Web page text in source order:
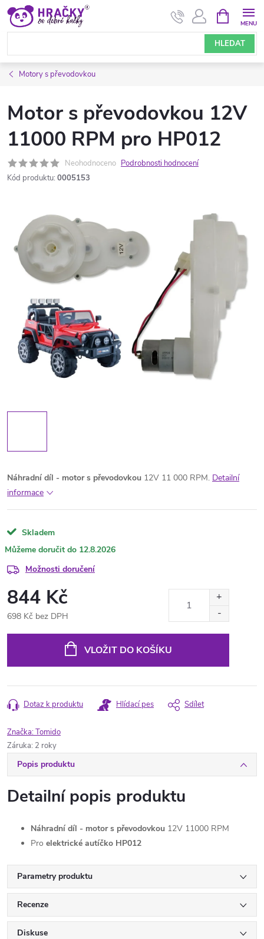
Přejít
obsah
HLEDAT
NÁKUPNÍ
KOŠÍK
Motory s převodovkou
Motor s převodovkou 12V
11000 RPM pro HP012
Neohodnoceno Podrobnosti hodnocení
Kód produktu: 0005153
Náhradní díl - motor s převodovkou 12V 11 000 RPM. Detailní
informace
Skladem
12.8.2026
Možnosti doručení
844 Kč
698 Kč bez DPH
VLOŽIT DO KOŠÍKU
Dotaz k produktu Hlídací pes Sdílet
Značka:Tomido
Záruka: 2 roky
Popis produktu
Detailní popis produktu
Náhradní díl - motor s převodovkou 12V 11000 RPM
Pro elektrické autíčko HP012
Parametry produktu
Recenze
Diskuse